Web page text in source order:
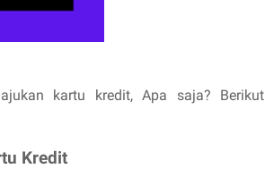
kartu kredit, Apa saja? Berikut
Kredit